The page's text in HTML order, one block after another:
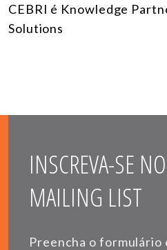
CEBRI é Knowledge
Solutions
INSCREVA-SE
MAILING LIST
Preencha o formulário